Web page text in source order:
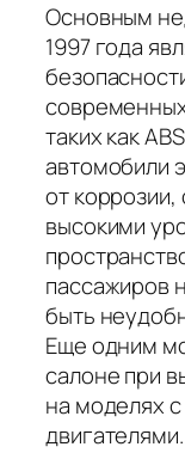
Основным
1997 года
таких как
автомобили
от
высокими
пассажиров
быть
Еще одним
салоне при
на моделях
двигателями.